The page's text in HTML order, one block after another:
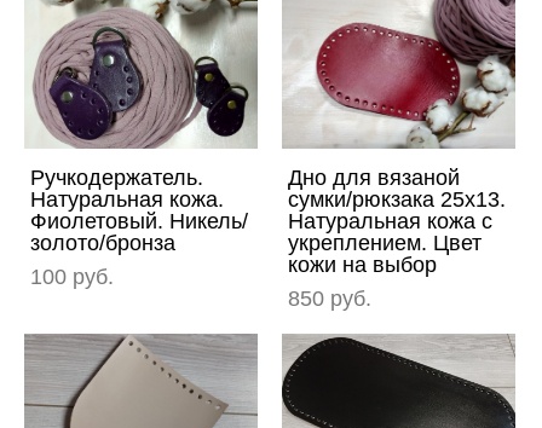
Ручкодержатель.
Натуральная кожа.
Фиолетовый. Никель/
золото/бронза
100 pуб.
Дно для вязаной
сумки/рюкзака 25х13.
Натуральная кожа с
укреплением. Цвет
кожи на выбор
850 pуб.